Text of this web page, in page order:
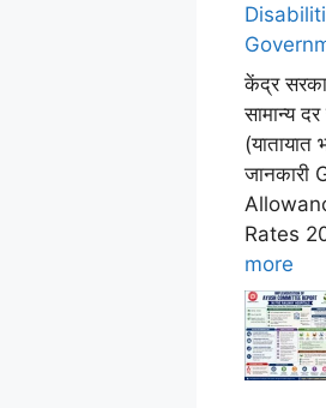
केंद्र
सामान्य
(यातायात
Rates
more